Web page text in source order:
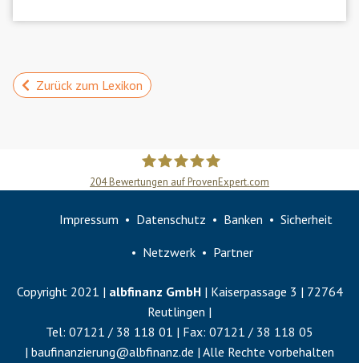
Zurück zum Lexikon
204Bewertungen auf ProvenExpert.com
Impressum Datenschutz Banken Sicherheit
Netzwerk Partner
Copyright 2021 | albfinanz GmbH| Kaiserpassage 3 | 72764
Reutlingen |
Tel: 07121 / 38 118 01 | Fax: 07121 / 38 118 05
| baufinanzierung@albfinanz.de | Alle Rechte vorbehalten